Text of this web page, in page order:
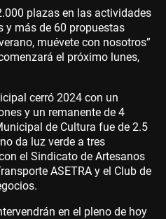
plazas en las actividades
y más de 60 propuestas
muévete con nosotros”
el próximo lunes,
cerró 2024 con un
y un remanente de 4
de Cultura fue de 2.5
da luz verde a tres
el Sindicato de Artesanos
ASETRA y el Club de
en el pleno de hoy